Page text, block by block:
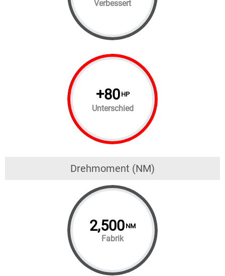
Verbessert
+80 HP
Unterschied
Drehmoment (NM)
2,500 NM
Fabrik